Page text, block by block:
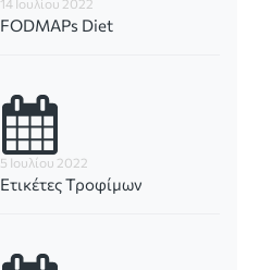
14 Ιουλίου 2022
FODMAPs Diet
5 Ιουλίου 2022
Ετικέτες Τροφίμων